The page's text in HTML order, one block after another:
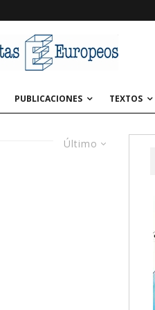
PUBLICACIONES TEXTOS
Último